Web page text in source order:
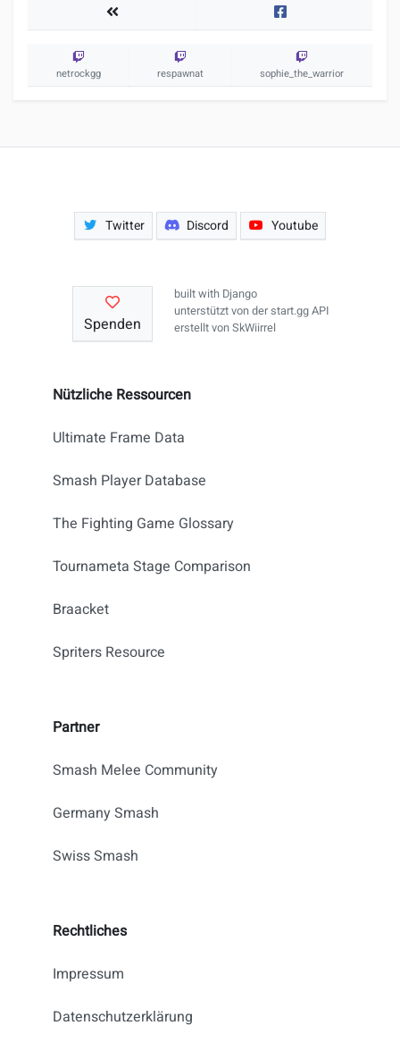
Turniere
netrockgg respawnat sophie_the_warrior
Twitter Discord Youtube
Nützliche Ressourcen
Ultimate Frame Data
Smash Player Database
The Fighting Game Glossary
Tournameta Stage Comparison
Braacket
Spriters Resource
Partner
Smash Melee Community
Germany Smash
Swiss Smash
Rechtliches
Impressum
Datenschutzerklärung
Spenden
built with Django
unterstützt von derstart.gg API
erstellt vonSkWiirrel